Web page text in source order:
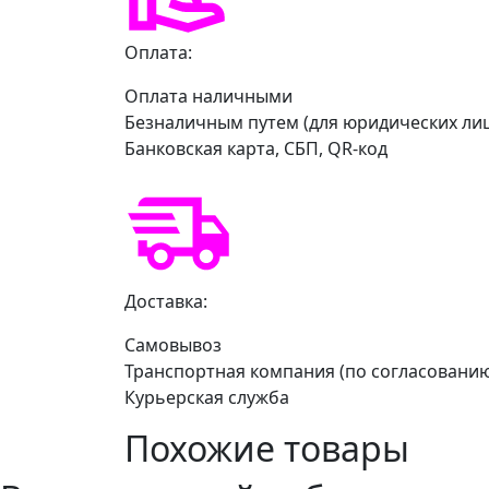
Оплата:
Оплата наличными
Безналичным путем (для юридических
Банковская карта, СБП, QR-код
Доставка:
Самовывоз
Транспортная компания (по
Курьерская служба
Похожие товары